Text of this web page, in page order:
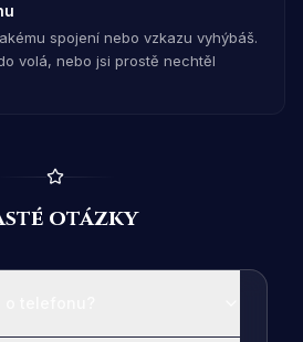
spojení nebo vzkazu vyhýbáš.
volá, nebo jsi prostě nechtěl
otázky